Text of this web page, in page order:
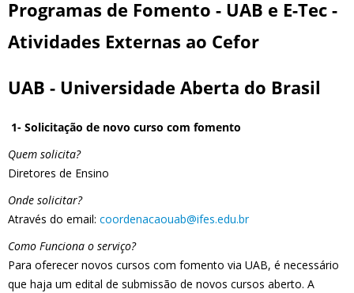
Programas de Fomento - UAB e E-Tec -
Atividades Externas ao Cefor
UAB - Universidade Aberta do Brasil
1- Solicitação de novo curso com fomento
Quem solicita?
Diretores de Ensino
Onde solicitar?
Através do email: coordenacaouab@ifes.edu.br
Como Funciona o serviço?
Para oferecer novos cursos com fomento via UAB, é necessário
que haja um edital de submissão de novos cursos aberto. A